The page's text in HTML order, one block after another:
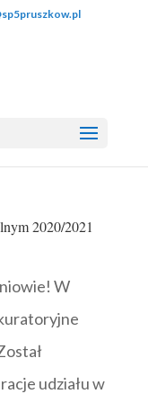
2020/2021
W
udziału w